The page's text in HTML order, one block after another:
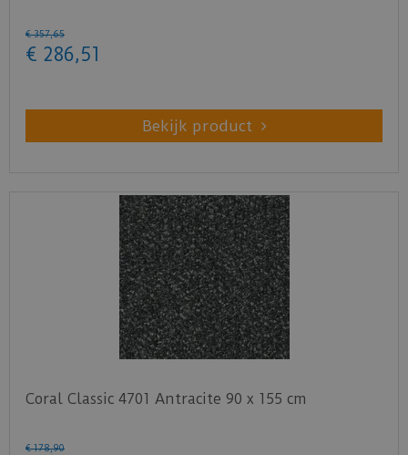
€ 357,65
€ 286,51
Bekijk product
Coral Classic 4701 Antracite 90 x 155 cm
€ 178,90